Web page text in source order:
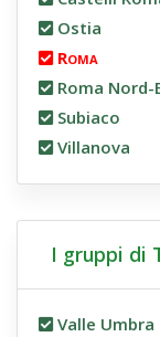
Ostia
Roma
Roma Nord-
Subiaco
Villanova
I gruppi di
Valle Umbra